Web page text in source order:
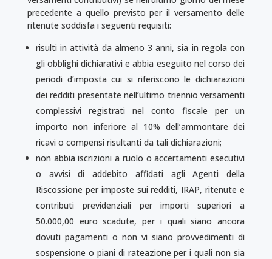
precedente a quello previsto per il versamento delle
ritenute soddisfa i seguenti requisiti:
risulti in attività da almeno 3 anni, sia in regola con
gli obblighi dichiarativi e abbia eseguito nel corso dei
periodi d’imposta cui si riferiscono le dichiarazioni
dei redditi presentate nell’ultimo triennio versamenti
complessivi registrati nel conto fiscale per un
importo non inferiore al 10% dell’ammontare dei
ricavi o compensi risultanti da tali dichiarazioni;
non abbia iscrizioni a ruolo o accertamenti esecutivi
o avvisi di addebito affidati agli Agenti della
Riscossione per imposte sui redditi, IRAP, ritenute e
contributi previdenziali per importi superiori a
50.000,00 euro scadute, per i quali siano ancora
dovuti pagamenti o non vi siano provvedimenti di
sospensione o piani di rateazione per i quali non sia